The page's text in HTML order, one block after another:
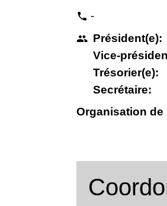
phone -
people Président(e):
Vice-
Trésorier(e):
Secrétaire:
Organisation de